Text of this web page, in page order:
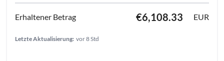
€6,108.33 EUR
Letzte Aktualisierung: vor 8 Std